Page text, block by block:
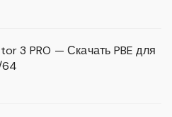
3 PRO — Скачать PBE для
64